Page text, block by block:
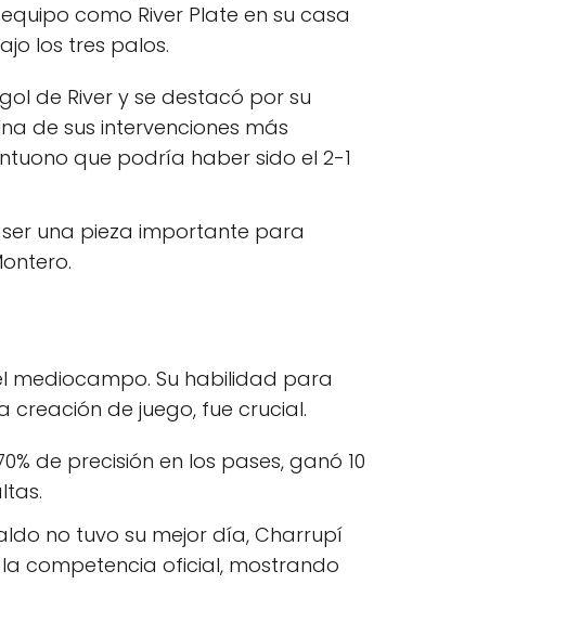
como River Plate en su casa
los tres palos.
de River y se destacó por su
de sus intervenciones más
que podría haber sido el 2-1
una pieza importante para
mediocampo. Su habilidad para
de juego, fue crucial.
de precisión en los pases, ganó 10
no tuvo su mejor día, Charrupí
competencia oficial, mostrando